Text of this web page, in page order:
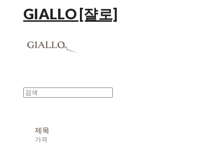
GIALLO [쟐로]
제목
가격